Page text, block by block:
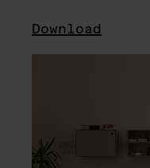
Download